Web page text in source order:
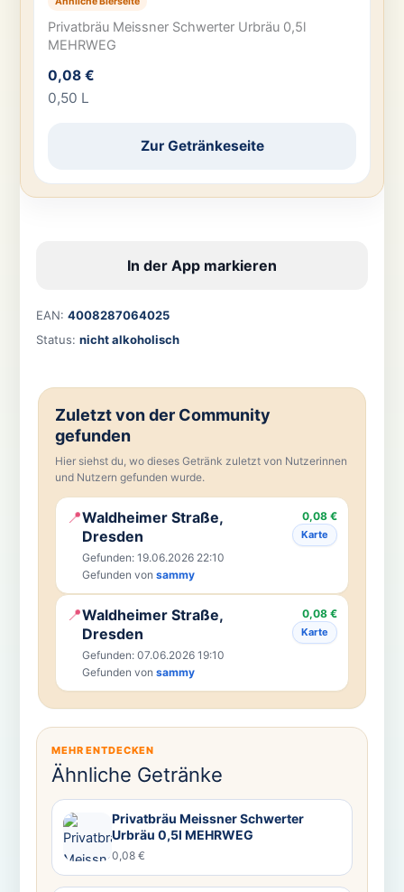
Privatbräu Meissner Schwerter Urbräu 0,5l
MEHRWEG
0,08 €
0,50 L
Zur Getränkeseite
In der App markieren
EAN: 4008287064025
Status: nicht alkoholisch
Zuletzt von der Community
gefunden
Hier siehst du, wo dieses Getränk zuletzt von Nutzerinnen
und Nutzern gefunden wurde.
📍Waldheimer Straße,
Dresden
Gefunden: 19.06.2026 22:10
Gefunden von sammy
0,08 €
Karte
📍Waldheimer Straße,
Dresden
Gefunden: 07.06.2026 19:10
Gefunden von sammy
0,08 €
Karte
MEHR ENTDECKEN
Ähnliche Getränke
Privatbräu Meissner Schwerter
Urbräu 0,5l MEHRWEG
0,08 €